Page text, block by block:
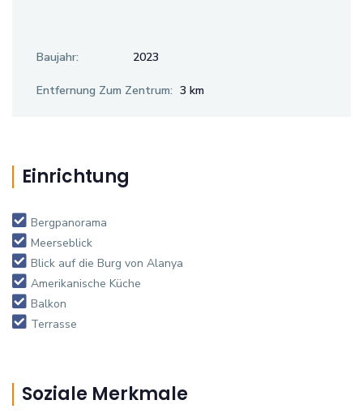
Baujahr: 2023
Entfernung Zum Zentrum: 3 km
Einrichtung
Bergpanorama
Meerseblick
Blick auf die Burg von Alanya
Amerikanische Küche
Balkon
Terrasse
Soziale Merkmale